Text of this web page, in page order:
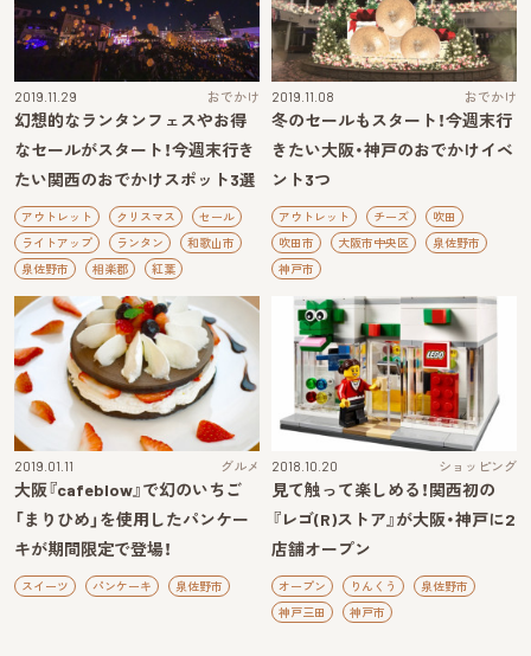
2019.11.29 おでかけ
幻想的なランタンフェスやお得
なセールがスタート！今週末行き
たい関西のおでかけスポット3選
アウトレット クリスマス
セール
ライトアップ
ランタン
和歌山市
泉佐野市
相楽郡 紅葉
2019.11.08 おでかけ
冬のセールもスタート！今週末行
きたい大阪・神戸のおでかけイベ
ント3つ
アウトレット チーズ
吹田
吹田市
大阪市中央区
泉佐野市
神戸市
2019.01.11 グルメ
大阪『cafeblow』で幻のいちご
「まりひめ」を使用したパンケー
キが期間限定で登場！
スイーツ パンケーキ 泉佐野市
2018.10.20 ショッピング
見て触って楽しめる！関西初の
『レゴ(R)ストア』が大阪・神戸に2
店舗オープン
オープン りんくう
泉佐野市
神戸三田
神戸市